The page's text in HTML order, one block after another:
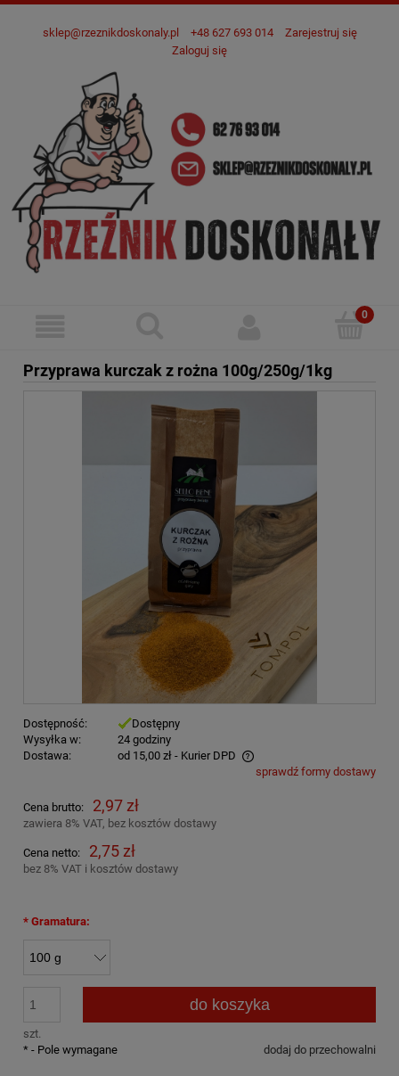
sklep@rzeznikdoskonaly.pl +48 627 693 014
Zarejestruj się
Zaloguj się
Przyprawa kurczak z rożna 100g/250g/1kg
Dostępność:
Dostępny
Wysyłka w:
24 godziny
Dostawa:
od 15,00 zł - Kurier DPD
Cena nie zawiera ewentualnych kosztów płatnościsprawdź formy dostawy
Cena brutto: 2,97 zł
zawiera 8% VAT, bez kosztów dostawy
Cena netto: 2,75 zł
bez 8% VAT i kosztów dostawy
* Gramatura:
szt.
do koszyka
dodaj do przechowalni
* - Pole wymagane